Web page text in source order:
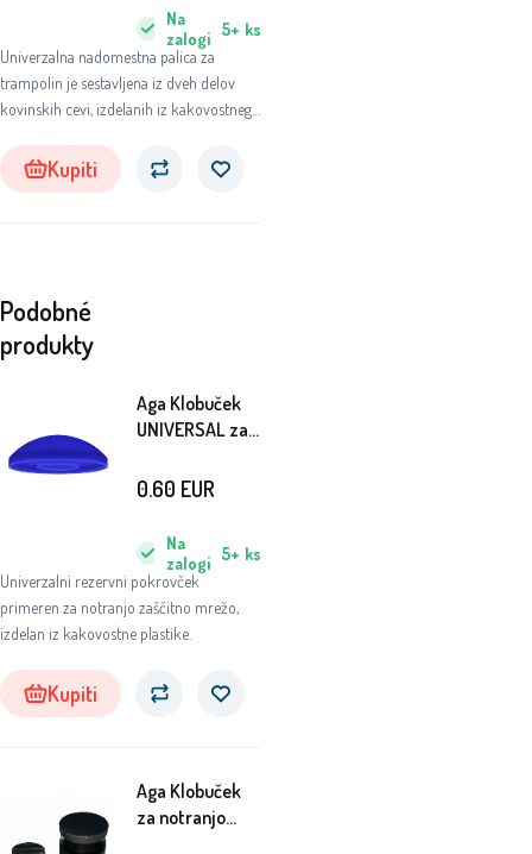
205 cm
Univerzalna nadomestna palica za
trampolin je sestavljena iz dveh delov
kovinskih cevi, izdelanih iz kakovostnega
Na
zalogi 5+ ks
Kupiti
Podobné
produkty
Aga Klobuček
UNIVERSAL za
Modra
Univerzalni rezervni pokrovček
primeren za notranjo zaščitno mrežo,
izdelan iz kakovostne plastike.
Na
zalogi 5+ ks
0.60 EUR
Kupiti
Aga Klobuček
za notranjo